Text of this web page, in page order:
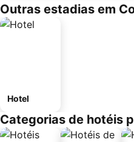
Outras estadias em
Hotel
Categorias de hotéis